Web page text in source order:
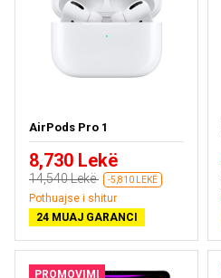
AirPods Pro 1
8,730 Lekë
14,540 Lekë -5,810 LEKË
Pothuajse i shitur
24 MUAJ GARANCI
PROMOVIMI